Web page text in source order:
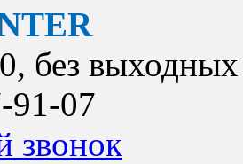
без выходных
91-07
звонок